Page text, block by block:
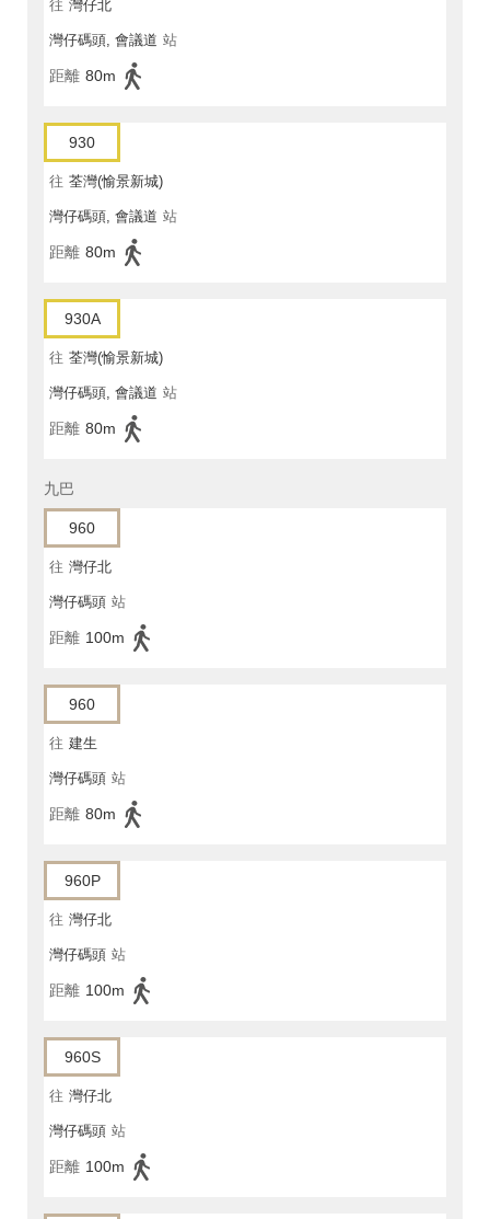
往 灣仔北
灣仔碼頭, 會議道 站
距離 80m
930
往 荃灣(愉景新城)
灣仔碼頭, 會議道 站
距離 80m
930A
往 荃灣(愉景新城)
灣仔碼頭, 會議道 站
距離 80m
九巴
960
往 灣仔北
灣仔碼頭 站
距離 100m
960
往 建生
灣仔碼頭 站
距離 80m
960P
往 灣仔北
灣仔碼頭 站
距離 100m
960S
往 灣仔北
灣仔碼頭 站
距離 100m